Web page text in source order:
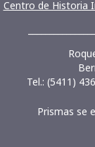
Centro de Historia
Tel.: (5411)
Prismas se